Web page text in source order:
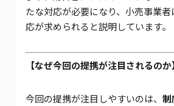
たな対応が必要になり、小売事業
応が求められると説明しています。
【なぜ今回の提携が注目されるのか】
今回の提携が注目しやすいのは、 制